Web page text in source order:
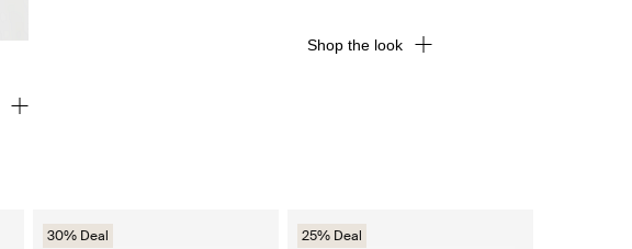
30% Deal 25% Deal
Shop the look